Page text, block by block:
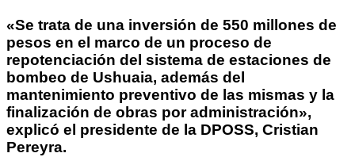
«Se trata de una inversión de 550 millones de
pesos en el marco de un proceso de
repotenciación del sistema de estaciones de
bombeo de Ushuaia, además del
mantenimiento preventivo de las mismas y la
finalización de obras por administración»,
explicó el presidente de la DPOSS, Cristian
Pereyra.